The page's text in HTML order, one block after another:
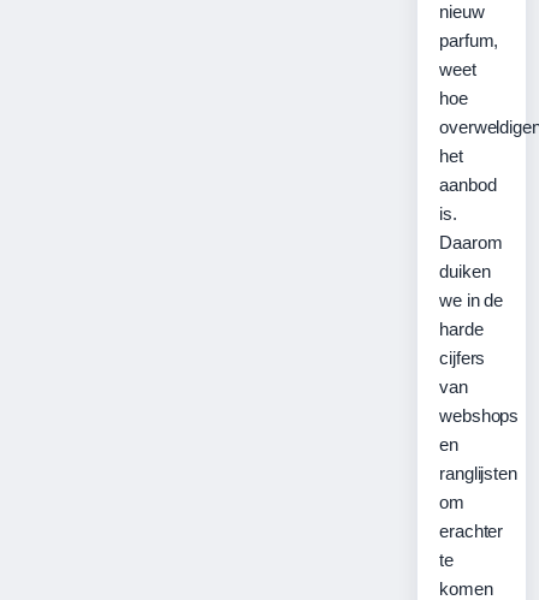
nieuw
parfum,
weet
hoe
het
aanbod
is.
Daarom
duiken
we in de
harde
cijfers
van
webshops
en
ranglijsten
om
erachter
te
komen